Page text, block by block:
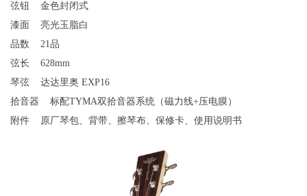
弦钮 金色封闭式
漆面 亮光玉脂白
品数 21品
弦长 628mm
琴弦 达达里奥 EXP16
拾音器 标配TYMA双拾音器系统（磁力线+压电膜）
附件 原厂琴包、背带、擦琴布、保修卡、使用说明书